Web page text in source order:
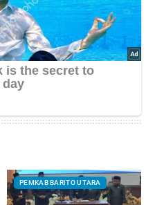
PEMKAB BARITO UTARA